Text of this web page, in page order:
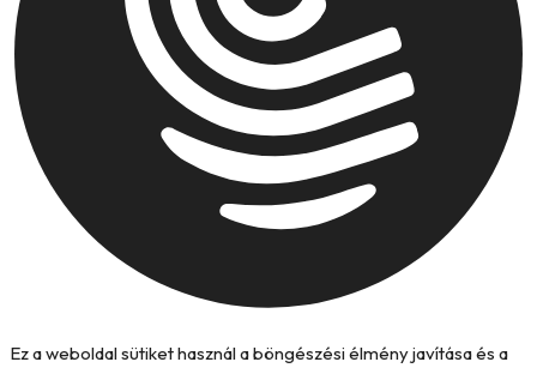
Ez a weboldal sütiket használ a böngészési élmény javítása és a